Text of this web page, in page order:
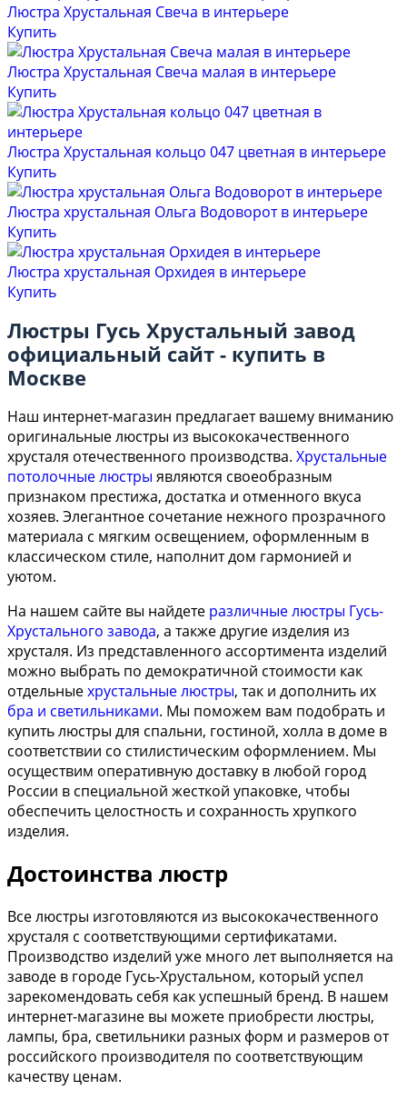
Люстра Хрустальная Свеча в интерьере
Купить
Люстра Хрустальная Свеча малая в интерьере
Купить
Люстра Хрустальная кольцо 047 цветная в интерьере
Купить
Люстра хрустальная Ольга Водоворот в интерьере
Купить
Люстра хрустальная Орхидея в интерьере
Купить
Люстры Гусь Хрустальный завод
официальный сайт - купить в
Москве
Наш интернет-магазин предлагает вашему вниманию
оригинальные люстры из высококачественного
хрусталя отечественного производства. Хрустальные
потолочные люстры являются своеобразным
признаком престижа, достатка и отменного вкуса
хозяев. Элегантное сочетание нежного прозрачного
материала с мягким освещением, оформленным в
классическом стиле, наполнит дом гармонией и
уютом.
На нашем сайте вы найдете различные люстры Гусь-
Хрустального завода, а также другие изделия из
хрусталя. Из представленного ассортимента изделий
можно выбрать по демократичной стоимости как
отдельныехрустальные люстры, так и дополнить их
бра и светильниками. Мы поможем вам подобрать и
купить люстры для спальни, гостиной, холла в доме в
соответствии со стилистическим оформлением. Мы
осуществим оперативную доставку в любой город
России в специальной жесткой упаковке, чтобы
обеспечить целостность и сохранность хрупкого
изделия.
Достоинства люстр
Все люстры изготовляются из высококачественного
хрусталя с соответствующими сертификатами.
Производство изделий уже много лет выполняется на
заводе в городе Гусь-Хрустальном, который успел
зарекомендовать себя как успешный бренд. В нашем
интернет-магазине вы можете приобрести люстры,
лампы, бра, светильники разных форм и размеров от
российского производителя по соответствующим
качеству ценам.